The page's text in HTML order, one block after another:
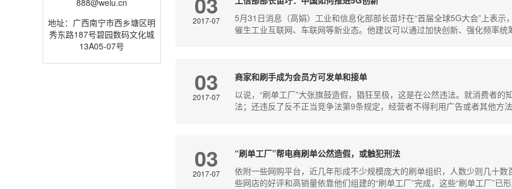
地址：广西南宁市西乡塘区明
秀东路187号碧园数码文化城
13A05-07号
2017-07
5月31日消息（高娟）工业和信息化部部长苗圩在“首届全球5G大会”上表
催生工业互联网、车联网等新业态。他建议可以通过加快创新、强化频率统
03
2017-07
商家和刷手成为会员方可发单和接单
以说，“刷单工厂”大张旗鼓造假，猖狂至极，这是在公然违法。就消费者
法；还违反了反不正当竞争法第9条规定，经营者不得利用广告或者其他方
03
2017-07
“刷单工厂”帮电商刷单公然造假，或触犯刑法
依附一些网购平台，近几年形成不少规模庞大的刷单组织，人数少则几十
些网店的好评和高销量依靠他们组建的“刷单工厂”完成，这些“刷单工厂”已